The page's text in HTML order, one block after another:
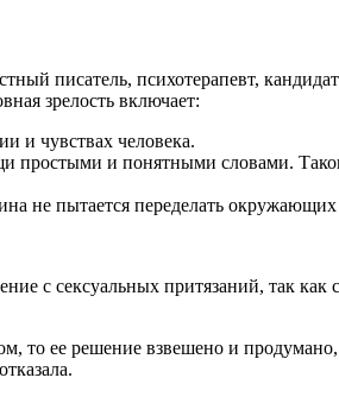
писатель, психотерапевт,
зрелость включает:
и чувствах человека.
и понятными словами.
не пытается переделать
с сексуальных притязаний, так
то ее решение взвешено и